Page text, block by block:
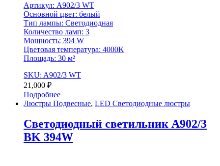
Артикул: A902/3 WT
Основной цвет: белый
Тип лампы: Светодиодная
Количество ламп: 3
Мощность: 394 W
Цветовая температура: 4000K
Площадь: 30 м²
SKU: A902/3 WT
21,000 ₽
Подробнее
Люстры Подвесные, LED Светодиодные люстры
Светодиодный светильник A902/3
BK 394W